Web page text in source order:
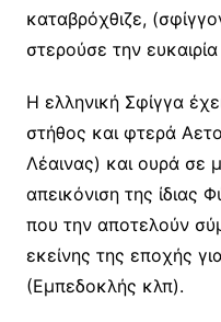
καταβρόχθιζε,
στερούσε την
Η ελληνική Σφίγγα
στήθος και φτερά
Λέαινας) και ουρά σε
απεικόνιση της ίδιας
που την αποτελούν
εκείνης της εποχής
(Εμπεδοκλής κλπ).